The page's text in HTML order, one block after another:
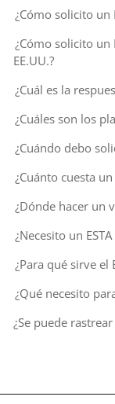
¿Cómo solicito un
¿Cómo solicito un
EE.UU.?
¿Cuál es la
¿Cuáles son los
¿Cuándo debo
¿Cuánto cuesta
¿Dónde hacer un
¿Necesito un
¿Para qué sirve el
¿Qué necesito
¿Se puede rastrear